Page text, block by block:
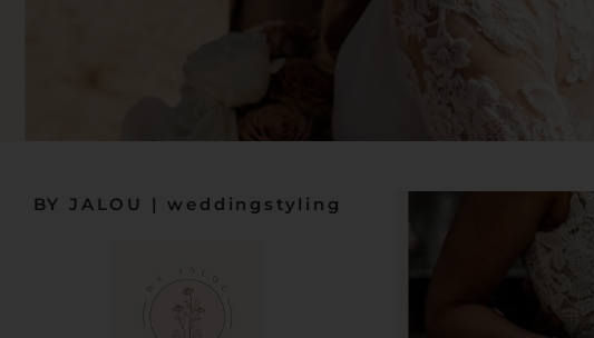
BY JALOU | weddingstyling